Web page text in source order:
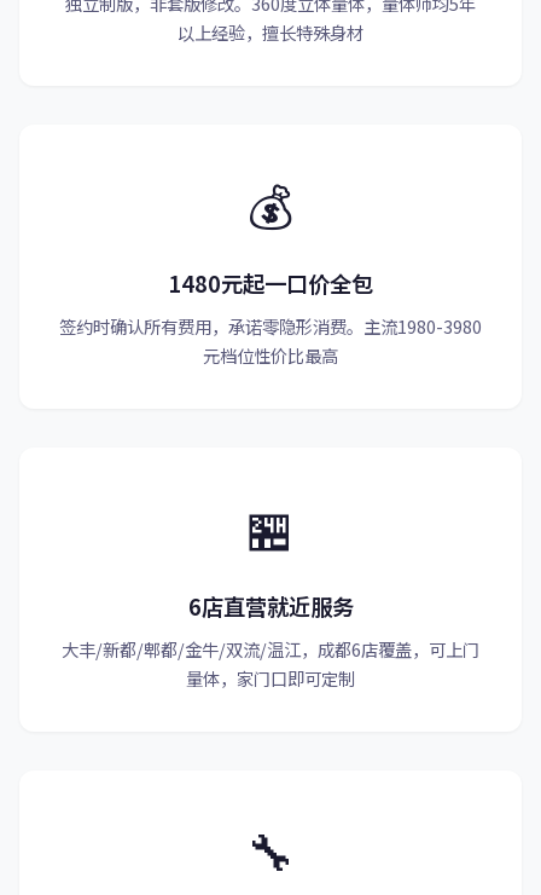
以上经验，擅长特殊身材
💰
1480元起一口价全包
签约时确认所有费用，承诺零隐形消费。主流1980-3980
元档位性价比最高
🏪
6店直营就近服务
大丰/新都/郫都/金牛/双流/温江，成都6店覆盖，可上门
量体，家门口即可定制
🔧